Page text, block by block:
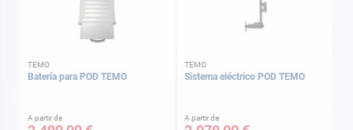
TEMO
Batería para POD TEMO
A partir de
TEMO
Sistema eléctrico POD TEMO
A partir de